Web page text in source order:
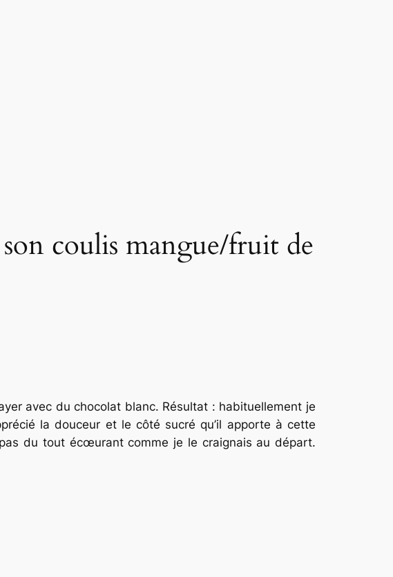
coulis mangue/fruit de
avec du chocolat blanc. Résultat : habituellement je
la douceur et le côté sucré qu’il apporte à cette
du tout écœurant comme je le craignais au départ.